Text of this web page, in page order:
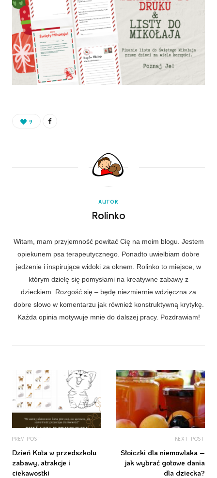
9
AUTOR
Rolinko
Witam, mam przyjemność powitać Cię na moim blogu. Jestem
opiekunem psa terapeutycznego. Ponadto uwielbiam dobre
jedzenie i inspirujące widoki za oknem. Rolinko to miejsce, w
którym dzielę się pomysłami na kreatywne zabawy z
dzieckiem. Rozgość się – będę niezmiernie wdzięczna za
dobre słowo w komentarzu jak również konstruktywną krytykę.
Każda opinia motywuje mnie do dalszej pracy. Pozdrawiam!
PREV POST
Dzień Kota w przedszkolu
zabawy, atrakcje i
ciekawostki
NEXT POST
Słoiczki dla niemowlaka –
jak wybrać gotowe dania
dla dziecka?